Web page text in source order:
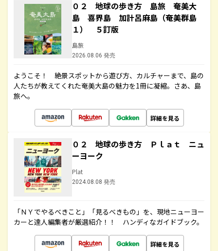
０２ 地球の歩き方 島旅 奄美大
島 喜界島 加計呂麻島（奄美群島
１） ５訂版
島旅
2026.08.06 発売
ようこそ！ 絶景スポットから遊び方、カルチャーまで、島の
人たちが教えてくれた奄美大島の魅力を1冊に凝縮。さあ、島
旅へ。
詳細を見る
０２ 地球の歩き方 Ｐｌａｔ ニュ
ーヨーク
Plat
2024.08.08 発売
「ＮＹでやるべきこと」「見るべきもの」を、現地ニューヨー
カーと達人編集者が厳選紹介！！ ハンディなガイドブック。
詳細を見る